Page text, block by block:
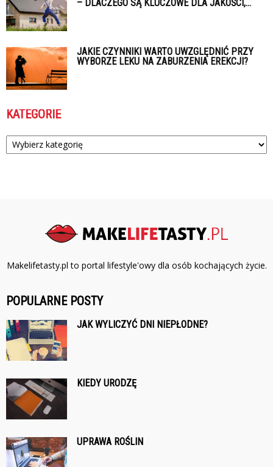
– DLACZEGO SĄ KLUCZOWE DLA JAKOŚCI,...
JAKIE CZYNNIKI WARTO UWZGLĘDNIĆ PRZY
WYBORZE LEKU NA ZABURZENIA EREKCJI?
KATEGORIE
Kategorie
Makelifetasty.pl to portal lifestyle'owy dla osób kochających życie.
POPULARNE POSTY
JAK WYLICZYĆ DNI NIEPŁODNE?
KIEDY URODZĘ
UPRAWA ROŚLIN